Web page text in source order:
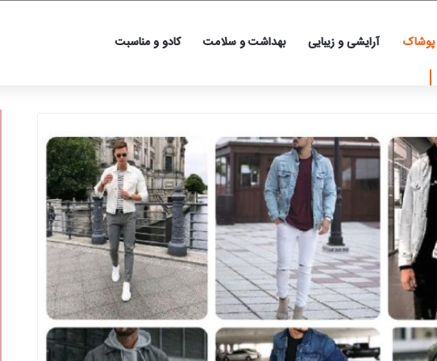
آرایشی و زیبایی بهداشت و سلامت کادو و مناسبت